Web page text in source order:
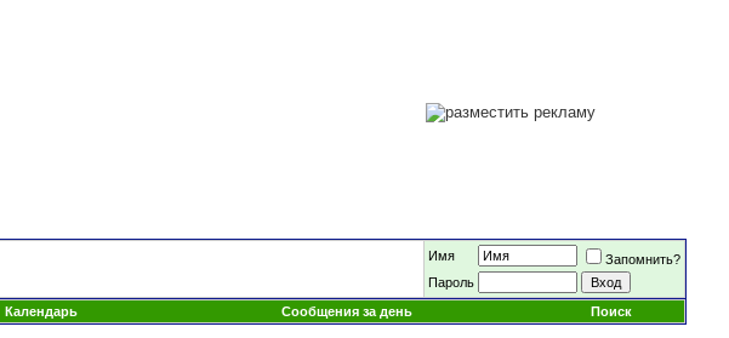
Имя
Запомнить?
Пароль
Календарь Сообщения за день Поиск